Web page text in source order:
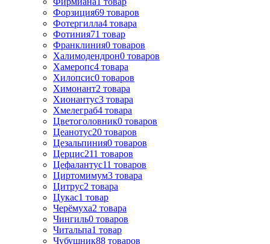
Форзиция69 товаров
Фотергилла4 товара
Фотиния71 товар
Франклиния0 товаров
Халимодендрон0 товаров
Хамеропс4 товара
Хилопсис0 товаров
Химонант2 товара
Хионантус3 товара
Хмелеграб4 товара
Цветоголовник0 товаров
Цеанотус20 товаров
Цезальпиния0 товаров
Церцис211 товаров
Цефалантус11 товаров
Циртомимум3 товара
Цитрус2 товара
Цукас1 товар
Черёмуха2 товара
Чингиль0 товаров
Читальпа1 товар
Чубушник88 товаров